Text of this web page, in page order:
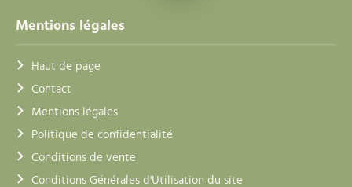
Mentions légales
Haut de page
Contact
Mentions légales
Politique de confidentialité
Conditions de vente
Conditions Générales d'Utilisation du site